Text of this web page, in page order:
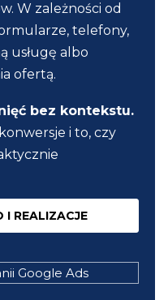
W zależności od
telefony,
usługę albo
ofertą.
bez kontekstu.
i to, czy
REALIZACJE